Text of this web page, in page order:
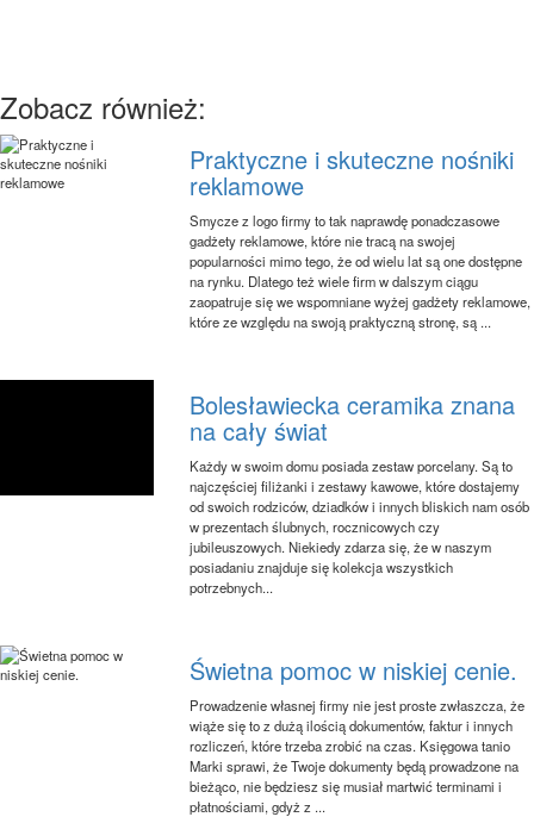
Zobacz również:
Praktyczne i skuteczne nośniki
reklamowe
Smycze z logo firmy to tak naprawdę ponadczasowe
gadżety reklamowe, które nie tracą na swojej
popularności mimo tego, że od wielu lat są one dostępne
na rynku. Dlatego też wiele firm w dalszym ciągu
zaopatruje się we wspomniane wyżej gadżety reklamowe,
które ze względu na swoją praktyczną stronę, są ...
Bolesławiecka ceramika znana
na cały świat
Każdy w swoim domu posiada zestaw porcelany. Są to
najczęściej filiżanki i zestawy kawowe, które dostajemy
od swoich rodziców, dziadków i innych bliskich nam osób
w prezentach ślubnych, rocznicowych czy
jubileuszowych. Niekiedy zdarza się, że w naszym
posiadaniu znajduje się kolekcja wszystkich
potrzebnych...
Świetna pomoc w niskiej cenie.
Prowadzenie własnej firmy nie jest proste zwłaszcza, że
wiąże się to z dużą ilością dokumentów, faktur i innych
rozliczeń, które trzeba zrobić na czas. Księgowa tanio
Marki sprawi, że Twoje dokumenty będą prowadzone na
bieżąco, nie będziesz się musiał martwić terminami i
płatnościami, gdyż z ...